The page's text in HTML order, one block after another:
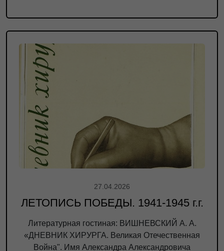
27.04.2026
ЛЕТОПИСЬ ПОБЕДЫ. 1941-1945 г.г.
Литературная гостиная: ВИШНЕВСКИЙ А. А.
«ДНЕВНИК ХИРУРГА. Великая Отечественная
Война". Имя Александра Александровича